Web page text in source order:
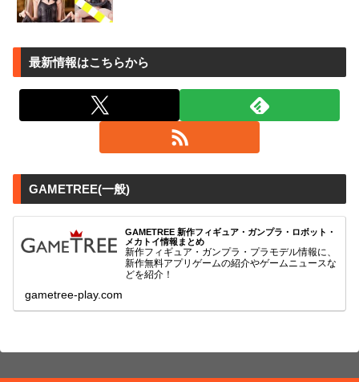
最新情報はこちらから
GAMETREE(一般)
GAMETREE 新作フィギュア・ガンプラ・ロボット・
メカトイ情報まとめ
新作フィギュア・ガンプラ・プラモデル情報に、
新作無料アプリゲームの紹介やゲームニュースな
どを紹介！
gametree-play.com